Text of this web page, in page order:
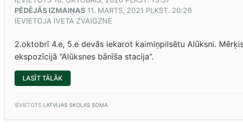
PĒDĒJĀS IZMAIŅAS 11. MARTS, 2021 PLKST. 20:26
IEVIETOJA IVETA ZVAIGZNE
2.oktobrī 4.e, 5.e devās iekarot kaimiņpilsētu Alūksni.
ekspozīcijā “Alūksnes bānīša stacija”.
LASĪT TĀLĀK
KO
IEVIETOTS LATVIJAS SKOLAS SOMA